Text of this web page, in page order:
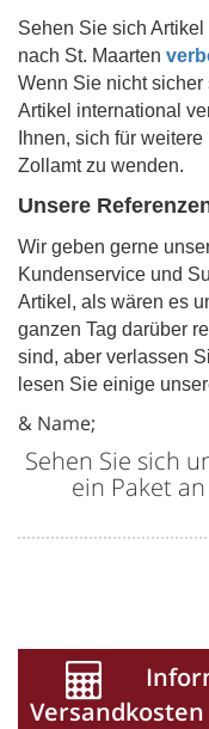
Sehen Sie sich
nach St. Maarten
Wenn Sie nicht
Artikel international
Ihnen, sich für
Zollamt zu wenden.
Unsere
Wir geben gerne
Kundenservice und
Artikel, als wären es
ganzen Tag darüber
sind, aber verlassen
lesen Sie einige
& Name;
Sehen Sie sich
ein Paket an
Versandkosten